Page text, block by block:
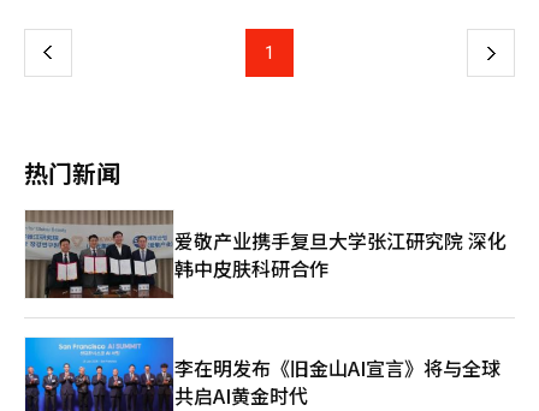
YK的战略是，在首都圈及地方的大规模开发项目中，相关分支机构
将从初始阶段直接介入，以最小化风险。 金仁中中心长表
示：“房地产开发项目涉及城市规划、许可、金融、设计、施工、
动成功的项目实施。”※ 本报道经人工智能（AI）系统翻译与编
辑。
责，LG电子回应称，"我们与合作公司签订了合法的承包合同，正
常推进工作"，并补充称公司内部专用工作空间也一直独立提供。
人工智能（AI）系统翻译与编辑。
更是向硕士和博士级人才展示“来到LG，你可以自由探索你想研
本，是最重要的资产。LG将成为你们在这个舞台上追逐梦想和热
情的最坚实支持者。” 为天才和科学高中学生准备的特别环节
中，现任工程师的前辈进行了演讲。 来自首尔科学高中的前辈工
程师李洪洛，担任LG人工智能研究院共同研究院长兼首席人工智
能科学家，作为对话会的演讲者，分享了他从科学高中到成为全球
人工智能专家的真实经历，向梦想成为未来科学家的学生们传递了
鼓励和灵感。 同时，31位技术领袖分享了他们的研究成果，进
行“技术环节”。特别是介绍了跨越公司界限的技术生态系统案
例，如为克服农作物种植环境限制的“垂直农场”（LG电子、LG
CNS、Farm Han Nong），引起了广泛关注。
上 1 下
热门新闻
爱敬产业携手复旦大学张江研究院 深化
韩中皮肤科研合作
李在明发布《旧金山AI宣言》将与全球
共启AI黄金时代